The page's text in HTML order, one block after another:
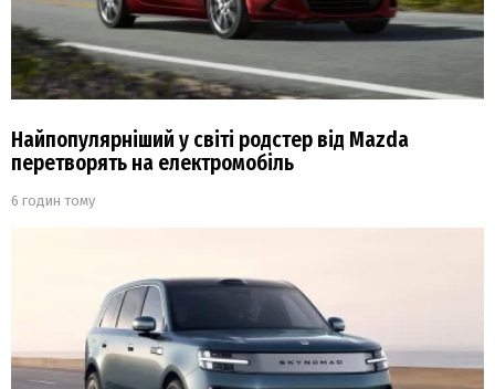
Найпопулярніший у світі родстер від Mazda
перетворять на електромобіль
6 годин тому